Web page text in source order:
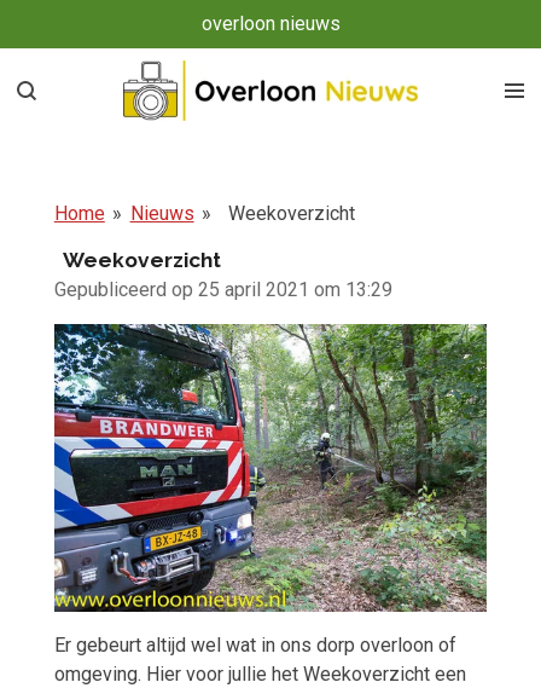
direct
naar
overloon nieuws
Home » Nieuws » Weekoverzicht
Weekoverzicht
Gepubliceerd op 25 april 2021 om 13:29
Er gebeurt altijd wel wat in ons dorp overloon of
omgeving. Hier voor jullie het Weekoverzicht een